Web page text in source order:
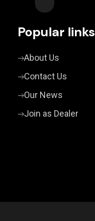
Popular links
About Us
Contact Us
Our News
Join as Dealer